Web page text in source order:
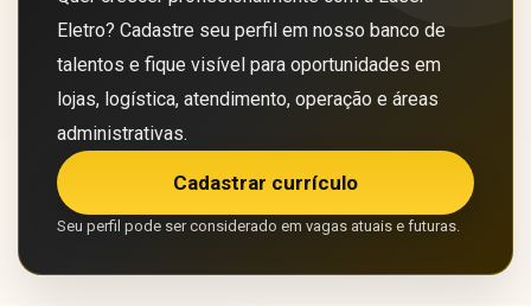
Eletro? Cadastre seu perfil em nosso banco de
talentos e fique visível para oportunidades em
lojas, logística, atendimento, operação e áreas
administrativas.
Cadastrar currículo
Seu perfil pode ser considerado em vagas atuais e futuras.